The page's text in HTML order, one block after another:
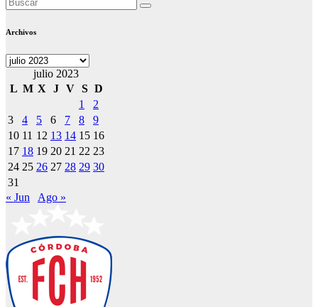
Archivos
Archivos
julio 2023
L M X J V S D
1
2
3
4 5 6 7 8
9
10 11 12 13 14 15 16
17 18 19 20 21 22 23
24 25 26 27 28 29 30
31
« Jun
Ago »